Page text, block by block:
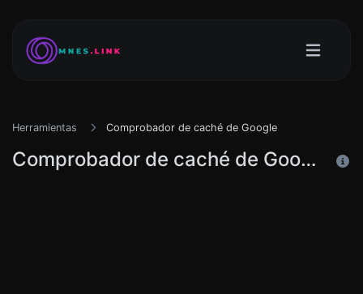
Herramientas Comprobador de caché de Google
Comprobador de caché de Google